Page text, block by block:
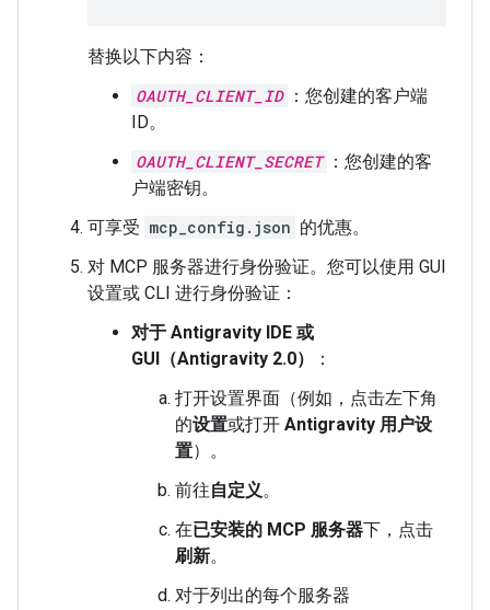
替换以下内容：
OAUTH_CLIENT_ID ：您创建的客户端
ID。
OAUTH_CLIENT_SECRET ：您创建的客
户端密钥。
可享受 mcp_config.json 的优惠。
对 MCP 服务器进行身份验证。您可以使用 GUI
设置或 CLI 进行身份验证：
对于 Antigravity IDE 或
GUI（Antigravity 2.0）
：
打开设置界面（例如，点击左下角
的设置或打开 Antigravity 用户设
置）。
前往自定义。
在已安装的 MCP 服务器下，点击
刷新。
对于列出的每个服务器